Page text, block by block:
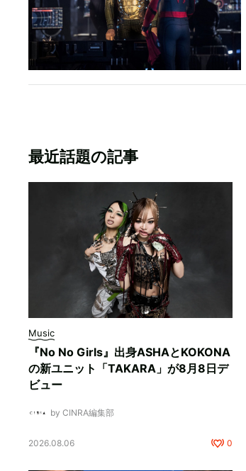
最近話題の記事
Music
『No No Girls』出身ASHAとKOKONA
の新ユニット「TAKARA」が8月8日デ
ビュー
by CINRA編集部
2026.08.06 0